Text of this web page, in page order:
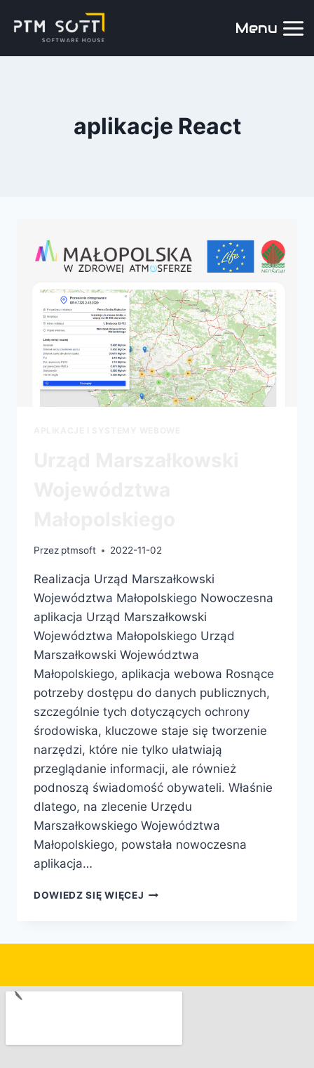
Menu
aplikacje React
Przez ptmsoft 2022-11-02
Realizacja Urząd Marszałkowski
Województwa Małopolskiego Nowoczesna
aplikacja Urząd Marszałkowski
Województwa Małopolskiego Urząd
Marszałkowski Województwa
Małopolskiego, aplikacja webowa Rosnące
potrzeby dostępu do danych publicznych,
szczególnie tych dotyczących ochrony
środowiska, kluczowe staje się tworzenie
narzędzi, które nie tylko ułatwiają
przeglądanie informacji, ale również
podnoszą świadomość obywateli. Właśnie
dlatego, na zlecenie Urzędu
Marszałkowskiego Województwa
Małopolskiego, powstała nowoczesna
aplikacja…
DOWIEDZ SIĘ WIĘCEJ